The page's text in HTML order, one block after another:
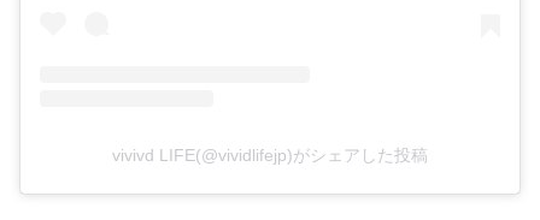
vivivd LIFE(@vividlifejp)がシェアした投稿